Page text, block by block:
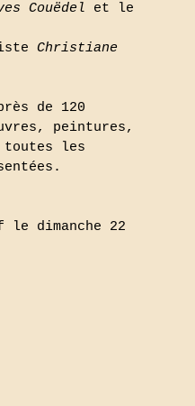
Couëdel et le
Christiane
de 120
peintures,
les
le dimanche 22